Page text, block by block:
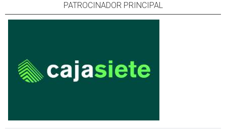
PATROCINADOR PRINCIPAL